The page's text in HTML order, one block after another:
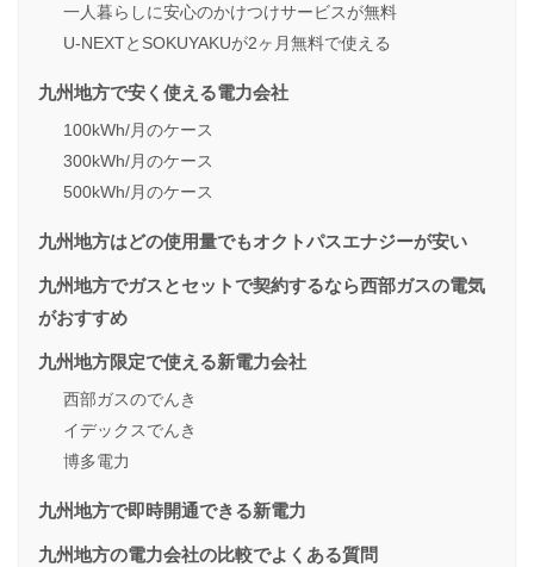
一人暮らしに安心のかけつけサービスが無料
U-NEXTとSOKUYAKUが2ヶ月無料で使える
九州地方で安く使える電力会社
100kWh/月のケース
300kWh/月のケース
500kWh/月のケース
九州地方はどの使用量でもオクトパスエナジーが安い
九州地方でガスとセットで契約するなら西部ガスの電気
がおすすめ
九州地方限定で使える新電力会社
西部ガスのでんき
イデックスでんき
博多電力
九州地方で即時開通できる新電力
九州地方の電力会社の比較でよくある質問